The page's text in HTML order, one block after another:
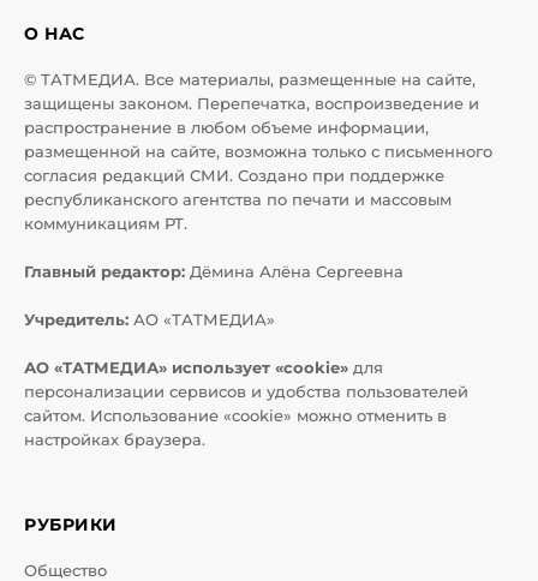
О НАС
© ТАТМЕДИА. Все материалы, размещенные на сайте,
защищены законом. Перепечатка, воспроизведение и
распространение в любом объеме информации,
размещенной на сайте, возможна только с письменного
согласия редакций СМИ. Создано при поддержке
республиканского агентства по печати и массовым
коммуникациям РТ.
Главный редактор: Дёмина Алёна Сергеевна
Учредитель: АО «ТАТМЕДИА»
АО «ТАТМЕДИА» использует «cookie» для
персонализации сервисов и удобства пользователей
сайтом. Использование «cookie» можно отменить в
настройках браузера.
РУБРИКИ
Общество